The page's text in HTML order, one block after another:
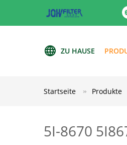
ZU HAUSE
Startseite Produkte
5I-8670